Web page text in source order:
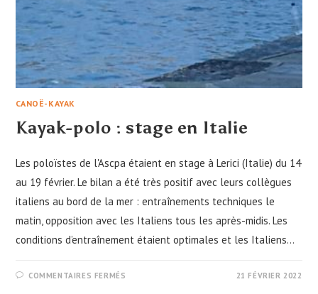
CANOË-KAYAK
Kayak-polo : stage en Italie
Les poloïstes de l'Ascpa étaient en stage à Lerici (Italie) du 14
au 19 février. Le bilan a été très positif avec leurs collègues
italiens au bord de la mer : entraînements techniques le
matin, opposition avec les Italiens tous les après-midis. Les
conditions d’entraînement étaient optimales et les Italiens…
COMMENTAIRES FERMÉS 21 FÉVRIER 2022